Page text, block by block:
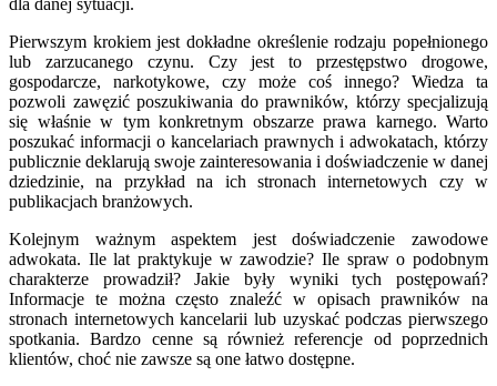
dla danej sytuacji.
Pierwszym krokiem jest dokładne określenie rodzaju popełnionego
lub zarzucanego czynu. Czy jest to przestępstwo drogowe,
gospodarcze, narkotykowe, czy może coś innego? Wiedza ta
pozwoli zawęzić poszukiwania do prawników, którzy specjalizują
się właśnie w tym konkretnym obszarze prawa karnego. Warto
poszukać informacji o kancelariach prawnych i adwokatach, którzy
publicznie deklarują swoje zainteresowania i doświadczenie w danej
dziedzinie, na przykład na ich stronach internetowych czy w
publikacjach branżowych.
Kolejnym ważnym aspektem jest doświadczenie zawodowe
adwokata. Ile lat praktykuje w zawodzie? Ile spraw o podobnym
charakterze prowadził? Jakie były wyniki tych postępowań?
Informacje te można często znaleźć w opisach prawników na
stronach internetowych kancelarii lub uzyskać podczas pierwszego
spotkania. Bardzo cenne są również referencje od poprzednich
klientów, choć nie zawsze są one łatwo dostępne.